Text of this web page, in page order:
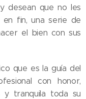
desean que no les
fin, una serie de
el bien con sus
que es la guía del
con honor,
y tranquila toda su